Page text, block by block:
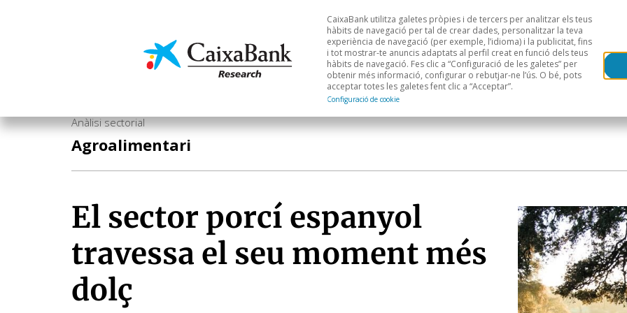
Economia i mercats Anàlisi sectorial Àrees geogràfiques
CaixaBank utilitza galetes pròpies i de tercers per analitzar els teus
hàbits de navegació per tal de crear dades, personalitzar la teva
experiència de navegació (per exemple, l’idioma) i la publicitat, fins
i tot mostrar-te anuncis adaptats al perfil creat en funció dels teus
hàbits de navegació. Fes clic a “Configuració de les galetes” per
obtenir més informació, configurar o rebutjar-ne l’ús. O bé, pots
acceptar totes les galetes fent clic a “Acceptar”.
Configuració de cookie
Anàlisi sectorial
Agroalimentari
El sector porcí espanyol
travessa el seu moment més
dolç